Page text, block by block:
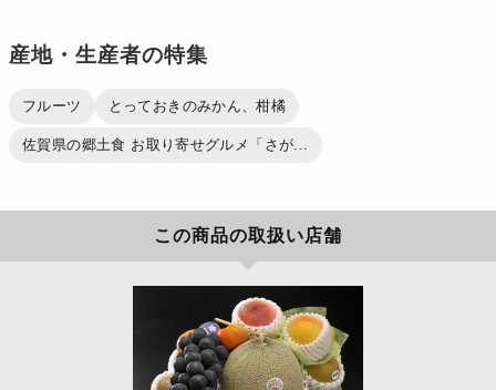
産地・生産者の特集
フルーツ とっておきのみかん、柑橘
佐賀県の郷土食 お取り寄せグルメ「さが...
この商品の取扱い店舗